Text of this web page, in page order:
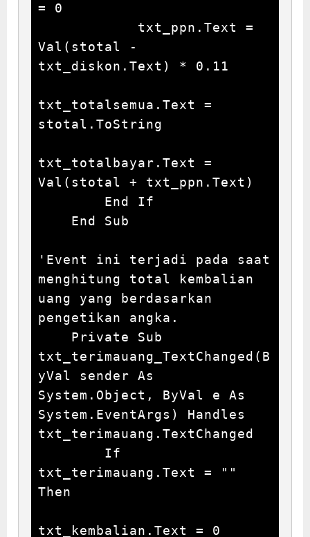
= 0
Val(stotal -
txt_diskon.Text) * 0.11
txt_totalsemua.Text =
stotal.ToString
txt_totalbayar.Text =
Val(stotal + txt_ppn.Text)
'Event ini terjadi pada saat
menghitung total kembalian
uang yang berdasarkan
pengetikan angka.
txt_terimauang_TextChanged(B
yVal sender As
System.Object, ByVal e As
System.EventArgs) Handles
txt_terimauang.TextChanged
txt_terimauang.Text = ""
Then
txt_kembalian.Text = 0